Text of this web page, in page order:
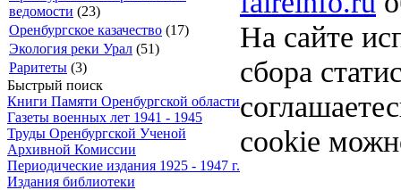
ведомости (23)
Оренбургское казачество (17)
Экология реки Урал (51)
Раритеты (3)
Быстрый поиск
Книги Памяти Оренбургской области
Газеты военных лет 1941 - 1945
Труды Оренбургской Ученой
Архивной Комиссии
Периодические издания 1925 - 1947 г.
Издания библиотеки
На сайте
сбора
cookie